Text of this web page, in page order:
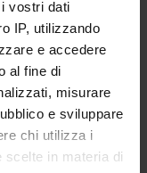
vostri dati
IP, utilizzando
e accedere
al fine di
misurare
e sviluppare
chi utilizza i
in materia di